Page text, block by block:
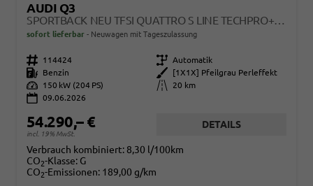
AUDI Q3
SPORTBACK NEU TFSI QUATTRO S LINE TECHPRO+MATRIX+AHK+ALU19+KLIMAPLUS+EXTSCHWARZ+DCC
sofort lieferbar Neuwagen mit Tageszulassung
Fahrzeugnr. 114424 Getriebe Automatik
Kraftstoff
Benzin Außenfarbe
[1X1X] Pfeilgrau Perleffekt
Leistung
150 kW (204 PS) Kilometerstand
20 km
09.06.2026
54.290,– €
incl. 19% MwSt.
DETAILS
Verbrauch kombiniert: 8,30 l/100km
CO2-Klasse: G
CO2-Emissionen: 189,00 g/km